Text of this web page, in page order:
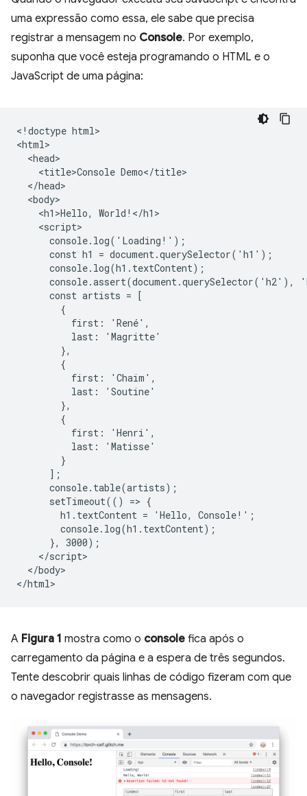
uma expressão como essa, ele sabe que precisa
registrar a mensagem no Console. Por exemplo,
suponha que você esteja programando o HTML e o
JavaScript de uma página:
<!doctype html>
<html>
<head>
<title>Console Demo</title>
</head>
<body>
<h1>Hello, World!</h1>
<script>
console.log('Loading!');
const h1 = document.querySelector('h1');
console.log(h1.textContent);
console.assert(document.querySelector('h2'),
const artists = [
{
first: 'René',
last: 'Magritte'
},
{
first: 'Chaim',
last: 'Soutine'
},
{
first: 'Henri',
last: 'Matisse'
}
];
console.table(artists);
setTimeout(() => {
h1.textContent = 'Hello, Console!';
console.log(h1.textContent);
}, 3000);
</script>
</body>
A Figura 1 mostra como o console fica após o
carregamento da página e a espera de três segundos.
Tente descobrir quais linhas de código fizeram com que
o navegador registrasse as mensagens.